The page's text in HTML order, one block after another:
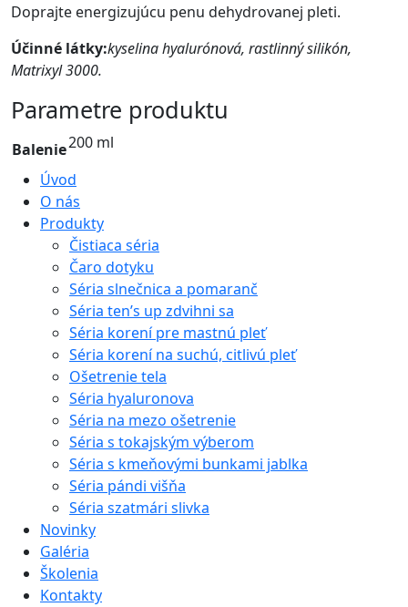
Doprajte energizujúcu penu dehydrovanej pleti.
Účinné látky:kyselina hyalurónová, rastlinný silikón,
Matrixyl 3000.
Parametre produktu
Balenie200 ml
Úvod
O nás
Produkty
Čistiaca séria
Čaro dotyku
Séria slnečnica a pomaranč
Séria ten’s up zdvihni sa
Séria korení pre mastnú pleť
Séria korení na suchú, citlivú pleť
Ošetrenie tela
Séria hyaluronova
Séria na mezo ošetrenie
Séria s tokajským výberom
Séria s kmeňovými bunkami jablka
Séria pándi višňa
Séria szatmári slivka
Novinky
Galéria
Školenia
Kontakty